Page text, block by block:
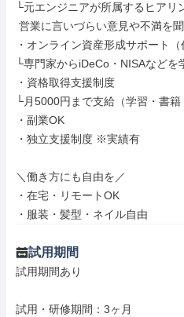
└元エンジニアが所属するヒアリ
・オンライン資産形成サポート（
└専門家からiDeCo・NISAなどを
・資格取得支援制度
└月5000円まで支給（学習・書籍
・副業OK
・独立支援制度 ※実績有
＼働き方にも自由を／
・在宅・リモートOK
・服装・髪型・ネイル自由
試用期間
試用期間あり
試用・研修期間：3ヶ月